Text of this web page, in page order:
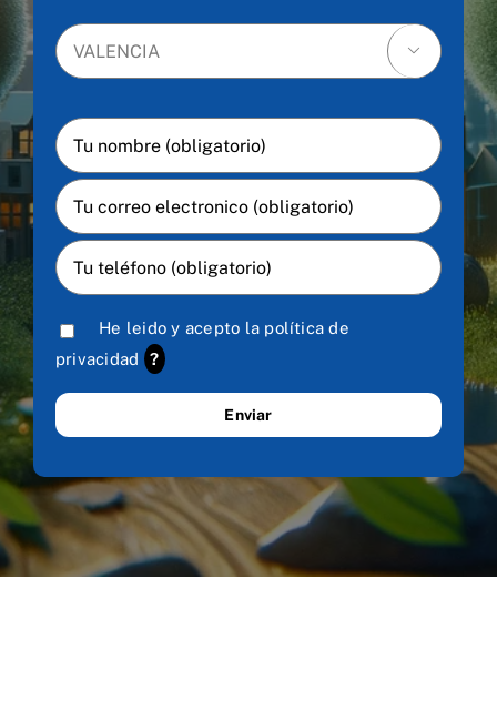

He leido y acepto la política de
privacidad
?